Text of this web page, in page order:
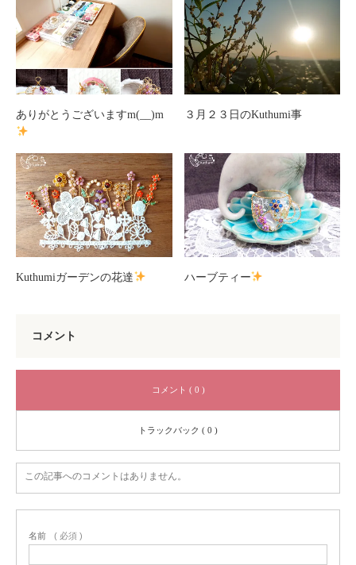
ありがとうございますm(__)m ３月２３日のKuthumi事
Kuthumiガーデンの花達 ハーブティー
コメント
コメント ( 0 )
トラックバック ( 0 )
この記事へのコメントはありません。
名前 ( 必須 )